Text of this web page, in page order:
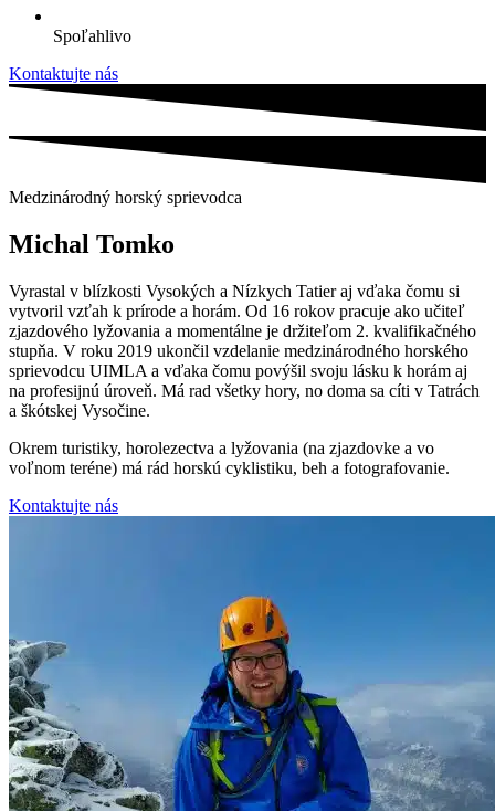
Spoľahlivo
Kontaktujte nás
Medzinárodný horský sprievodca
Michal Tomko
Vyrastal v blízkosti Vysokých a Nízkych Tatier aj vďaka čomu si
vytvoril vzťah k prírode a horám. Od 16 rokov pracuje ako učiteľ
zjazdového lyžovania a momentálne je držiteľom 2. kvalifikačného
stupňa. V roku 2019 ukončil vzdelanie medzinárodného horského
sprievodcu UIMLA a vďaka čomu povýšil svoju lásku k horám aj
na profesijnú úroveň. Má rad všetky hory, no doma sa cíti v Tatrách
a škótskej Vysočine.
Okrem turistiky, horolezectva a lyžovania (na zjazdovke a vo
voľnom teréne) má rád horskú cyklistiku, beh a fotografovanie.
Kontaktujte nás